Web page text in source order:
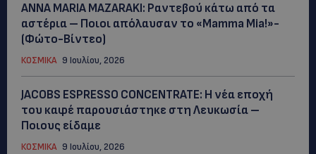
ANNA MARIA MAZARAKI: Ραντεβού κάτω από τα
αστέρια – Ποιοι απόλαυσαν το «Mamma Mia!»-
(Φώτο-Βίντεο)
ΚΟΣΜΙΚΑ 9 Ιουλίου, 2026
JACOBS ESPRESSO CONCENTRATE: Η νέα εποχή
του καφέ παρουσιάστηκε στη Λευκωσία –
Ποιους είδαμε
ΚΟΣΜΙΚΑ 9 Ιουλίου, 2026